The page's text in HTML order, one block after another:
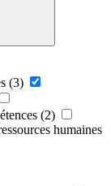
(3)
(2)
humaines